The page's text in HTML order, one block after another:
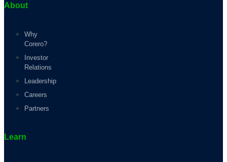
About
Why
Corero?
Investor
Relations
Leadership
Careers
Partners
Learn